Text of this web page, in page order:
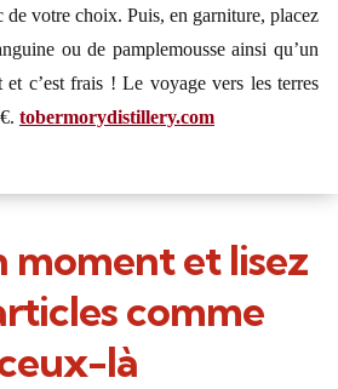
de votre choix. Puis, en garniture, placez
ou de pamplemousse ainsi qu’un
c’est frais ! Le voyage vers les terres
tobermorydistillery.com
moment et lisez
comme
là